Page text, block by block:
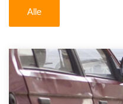
verkopen en op te laten
Ophaaldienst van
auto gratis ophalen in
contact op of maak een
Alle